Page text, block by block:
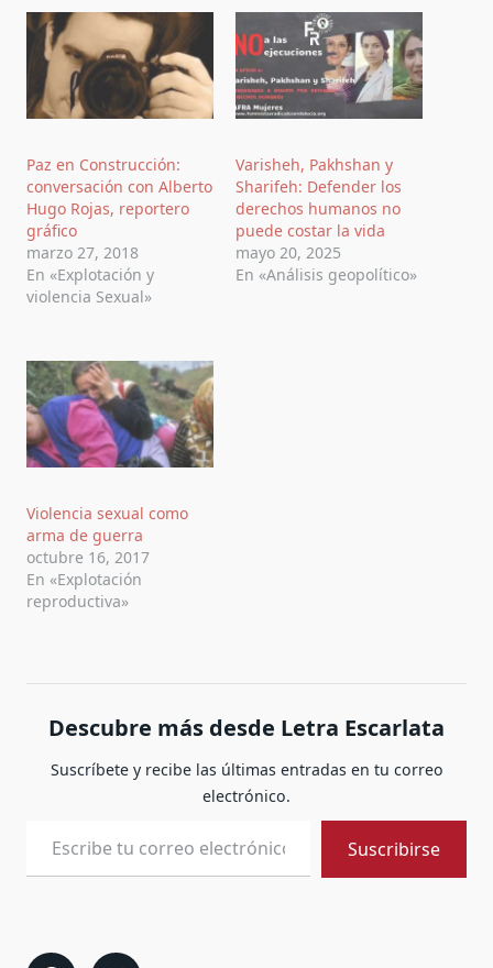
Paz en Construcción:
conversación con Alberto
Hugo Rojas, reportero
gráfico
marzo 27, 2018
En «Explotación y
violencia Sexual»
Varisheh, Pakhshan y
Sharifeh: Defender los
derechos humanos no
puede costar la vida
mayo 20, 2025
En «Análisis geopolítico»
Violencia sexual como
arma de guerra
octubre 16, 2017
En «Explotación
reproductiva»
Descubre más desde Letra Escarlata
Suscríbete y recibe las últimas entradas en tu correo
electrónico.
Suscribirse